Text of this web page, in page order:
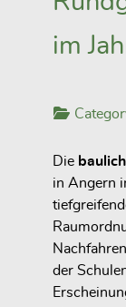
im
Die
in Angern
der